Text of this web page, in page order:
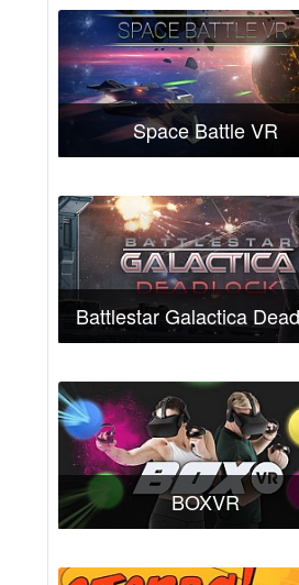
Space Battle VR
Battlestar Galactica
BOXVR